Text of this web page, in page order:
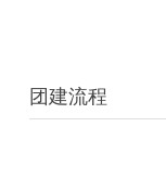
团建流程